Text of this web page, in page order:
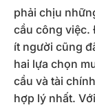
phải chịu
cầu công việc.
ít người cũng
hai lựa chọn
cầu và tài
hợp lý nhất.